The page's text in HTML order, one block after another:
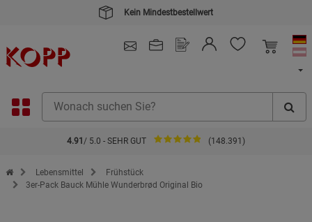
Kein Mindestbestellwert
4.91 / 5.0 - SEHR GUT (148.391)
Zur Startseite des Kopp Verlag Online-Shop
Lebensmittel
Frühstück
3er-Pack Bauck Mühle Wunderbrød Original Bio